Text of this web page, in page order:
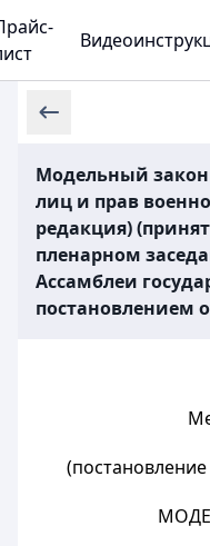
Модельный
лиц и прав
редакция)
пленарном
Ассамблеи
постановлением